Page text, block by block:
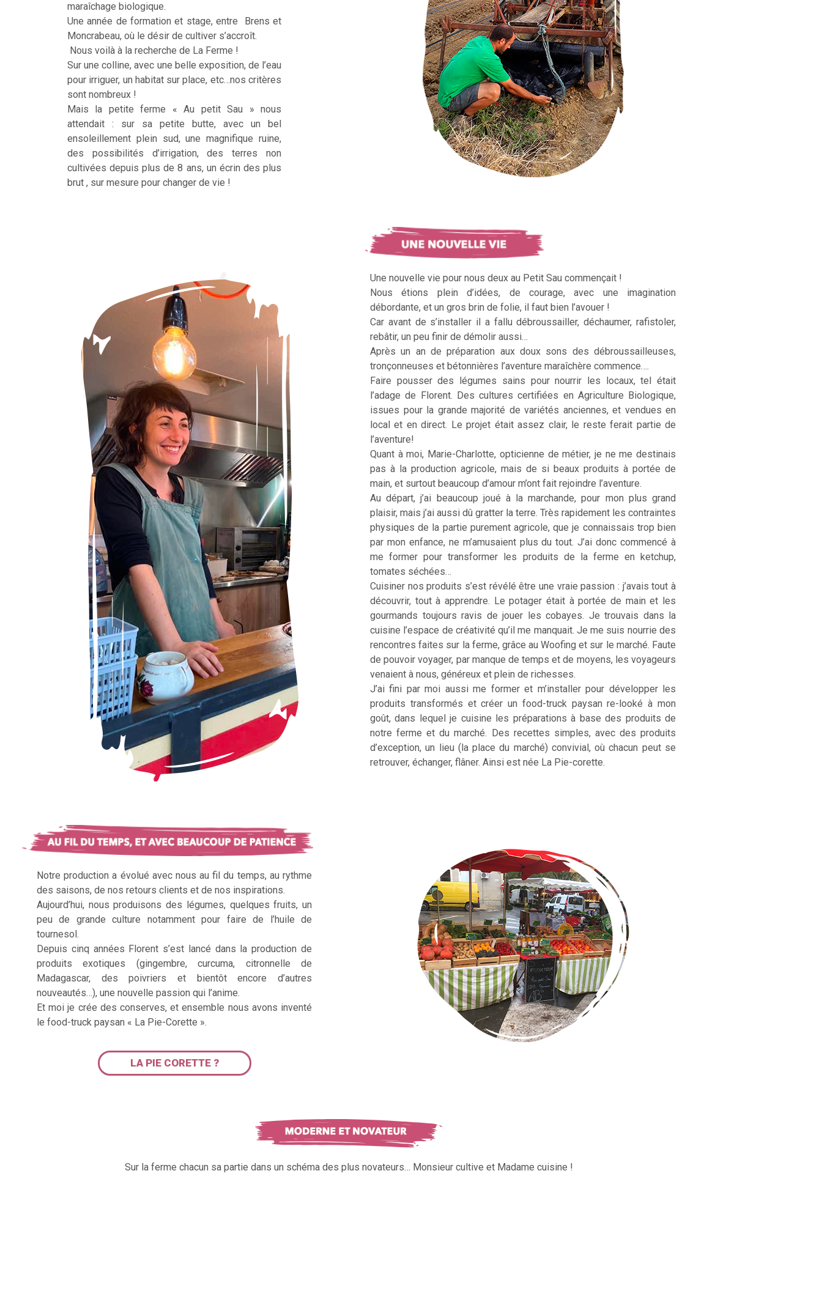
maraîchage biologique.
Une année de formation et stage, entre Brens et
Moncrabeau, où le désir de cultiver s’accroît.
Nous voilà à la recherche de La Ferme !
Sur une colline, avec une belle exposition, de l’eau
pour irriguer, un habitat sur place, etc…nos critères
sont nombreux !
Mais la petite ferme « Au petit Sau » nous
attendait : sur sa petite butte, avec un bel
ensoleillement plein sud, une magnifique ruine,
des possibilités d’irrigation, des terres non
cultivées depuis plus de 8 ans, un écrin des plus
brut , sur mesure pour changer de vie !
Une nouvelle vie pour nous deux au Petit Sau commençait !
Nous étions plein d’idées, de courage, avec une imagination
débordante, et un gros brin de folie, il faut bien l’avouer !
Car avant de s’installer il a fallu débroussailler, déchaumer, rafistoler,
rebâtir, un peu finir de démolir aussi…
Après un an de préparation aux doux sons des débroussailleuses,
tronçonneuses et bétonnières l’aventure maraîchère commence….
Faire pousser des légumes sains pour nourrir les locaux, tel était
l’adage de Florent. Des cultures certifiées en Agriculture Biologique,
issues pour la grande majorité de variétés anciennes, et vendues en
local et en direct. Le projet était assez clair, le reste ferait partie de
l’aventure!
Quant à moi, Marie-Charlotte, opticienne de métier, je ne me destinais
pas à la production agricole, mais de si beaux produits à portée de
main, et surtout beaucoup d’amour m’ont fait rejoindre l’aventure.
Au départ, j’ai beaucoup joué à la marchande, pour mon plus grand
plaisir, mais j’ai aussi dû gratter la terre. Très rapidement les contraintes
physiques de la partie purement agricole, que je connaissais trop bien
par mon enfance, ne m’amusaient plus du tout. J’ai donc commencé à
me former pour transformer les produits de la ferme en ketchup,
tomates séchées…
Cuisiner nos produits s’est révélé être une vraie passion : j’avais tout à
découvrir, tout à apprendre. Le potager était à portée de main et les
gourmands toujours ravis de jouer les cobayes. Je trouvais dans la
cuisine l’espace de créativité qu’il me manquait. Je me suis nourrie des
rencontres faites sur la ferme, grâce au Woofing et sur le marché. Faute
de pouvoir voyager, par manque de temps et de moyens, les voyageurs
venaient à nous, généreux et plein de richesses.
J’ai fini par moi aussi me former et m’installer pour développer les
produits transformés et créer un food-truck paysan re-looké à mon
goût, dans lequel je cuisine les préparations à base des produits de
notre ferme et du marché. Des recettes simples, avec des produits
d’exception, un lieu (la place du marché) convivial, où chacun peut se
retrouver, échanger, flâner. Ainsi est née La Pie-corette.
Notre production a évolué avec nous au fil du temps, au rythme
des saisons, de nos retours clients et de nos inspirations.
Aujourd’hui, nous produisons des légumes, quelques fruits, un
peu de grande culture notamment pour faire de l’huile de
tournesol.
Depuis cinq années Florent s’est lancé dans la production de
produits exotiques (gingembre, curcuma, citronnelle de
Madagascar, des poivriers et bientôt encore d’autres
nouveautés…), une nouvelle passion qui l’anime.
Et moi je crée des conserves, et ensemble nous avons inventé
le food-truck paysan « La Pie-Corette ».
LA PIE CORETTE ?
Sur la ferme chacun sa partie dans un schéma des plus novateurs… Monsieur cultive et Madame cuisine !